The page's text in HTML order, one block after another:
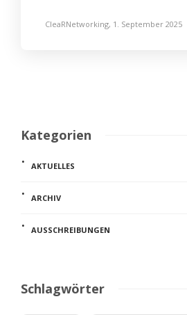
CleaRNetworking, 1. September 2025
Kategorien
AKTUELLES
ARCHIV
AUSSCHREIBUNGEN
Schlagwörter